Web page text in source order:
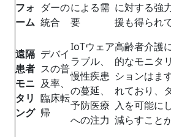
フォ
ーム
ダーの
統合
による需
要
に対する強
援も得られ
遠隔
患者
モニ
タリ
ング
デバイ
スの普
及率、
臨床転
帰
IoTウェア
ラブル、
慢性疾患
の蔓延、
予防医療
への注力
高齢者介護
的なモニタ
ションはま
れており、
入を可能に
減らすこと